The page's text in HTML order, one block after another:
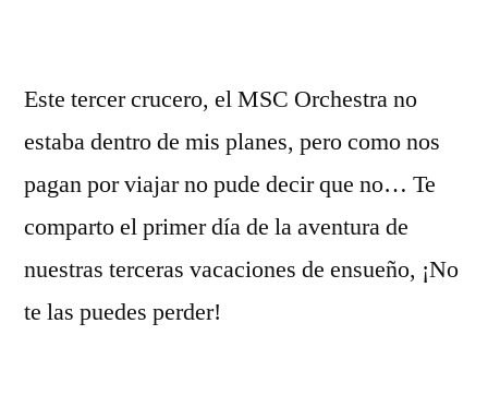
Este tercer crucero, el MSC Orchestra no
estaba dentro de mis planes, pero como nos
pagan por viajar no pude decir que no… Te
comparto el primer día de la aventura de
nuestras terceras vacaciones de ensueño, ¡No
te las puedes perder!